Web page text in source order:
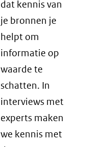
dat kennis van
je bronnen je
helpt om
informatie op
waarde te
schatten. In
interviews met
experts maken
we kennis met